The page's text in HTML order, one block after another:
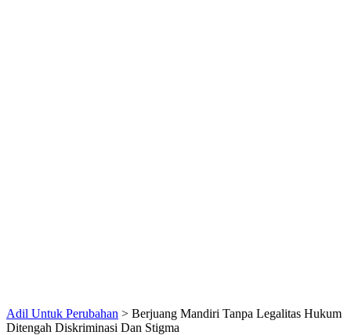
Adil Untuk Perubahan > Berjuang Mandiri Tanpa Legalitas Hukum
Ditengah Diskriminasi Dan Stigma